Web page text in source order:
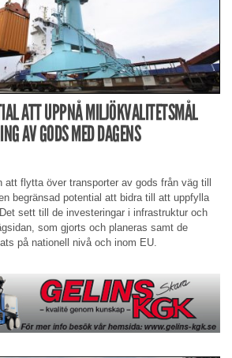
ATT UPPNÅ MILJÖKVALITETSMÅL
AV GODS MED DAGENS
att flytta över transporter av gods från väg till
begränsad potential att bidra till att uppfylla
sett till de investeringar i infrastruktur och
som gjorts och planeras samt de
på nationell nivå och inom EU.